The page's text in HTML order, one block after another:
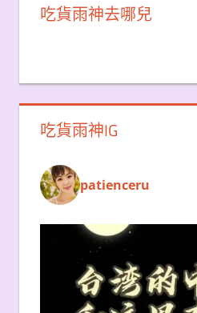
吃貨雨神去哪兒
吃貨雨神IG
patienceru